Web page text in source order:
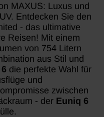
MAXUS: Luxus und
Entdecken Sie den
- das ultimative
Reisen! Mit einem
von 754 Litern
aus Stil und
die perfekte Wahl für
und
zwischen
- der Euniq 6